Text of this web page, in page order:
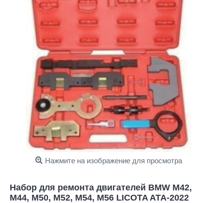
Нажмите на изображение для просмотра
Набор для ремонта двигателей BMW M42,
M44, M50, M52, M54, M56 LICOTA ATA-2022